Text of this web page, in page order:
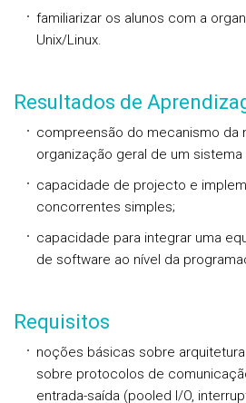
familiarizar os alunos com a
Unix/Linux.
Resultados de
compreensão do mecanismo da
organização geral de um
capacidade de projecto e
concorrentes simples;
capacidade para integrar uma
de software ao nível da
Requisitos
noções básicas sobre
sobre protocolos de
entrada-saída (pooled I/O,